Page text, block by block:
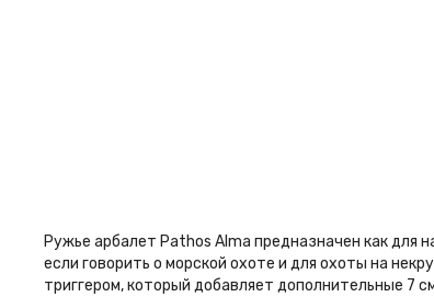
Ружье арбалет Pathos Alma предназначен как для
если говорить о морской охоте и для охоты на
триггером, который добавляет дополнительные 7